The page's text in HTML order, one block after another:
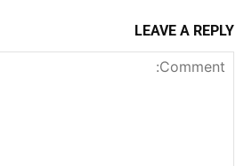
LEAVE A REPLY